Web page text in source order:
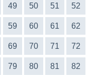
49 50 51 52
59 60 61 62
69 70 71 72
79 80 81 82